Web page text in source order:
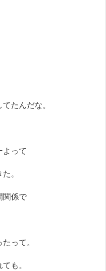
たんだな。
って
。
関係で
って。
も。